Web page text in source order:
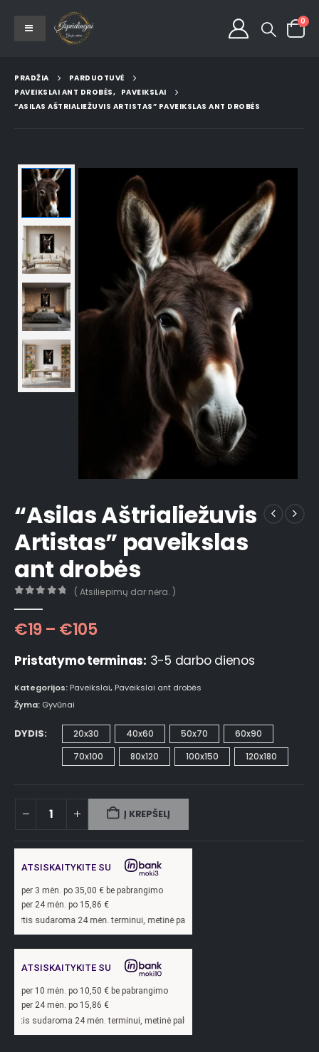
0
PRADŽIA
PARDUOTUVĖ
PAVEIKSLAI ANT DROBĖS, PAVEIKSLAI
“ASILAS AŠTRIALIEŽUVIS ARTISTAS” PAVEIKSLAS ANT DROBĖS
“Asilas Aštrialiežuvis
Artistas” paveikslas
ant drobės
( Atsiliepimų dar nėra. )
€19 – €105
Pristatymo terminas: 3-5 darbo dienos
Kategorijos: Paveikslai, Paveikslai ant drobės
Žyma: Gyvūnai
DYDIS 20x30 40x60 50x70
60x90
70x100
80x120 100x150 120x180
Į KREPŠELĮ
ATSISKAITYKITE SU
per 3 mėn. po 35,00 € be pabrangimo
per 24 mėn. po 15,86 €
24 mėn. terminui, metinė palūkanų norma –
ATSISKAITYKITE SU
per 10 mėn. po 10,50 € be pabrangimo
per 24 mėn. po 15,86 €
24 mėn. terminui, metinė palūkanų norma – 13,9